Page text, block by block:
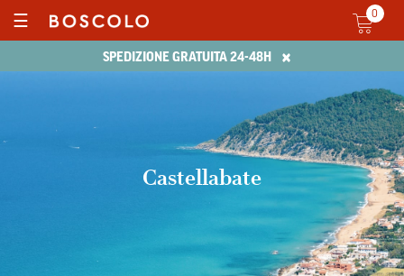
SPEDIZIONE GRATUITA 24-48H ×
☰ 0
Castellabate